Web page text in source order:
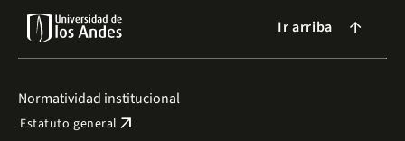
Ir arriba arrow_forward
Normatividad institucional
Estatuto general arrow_outward